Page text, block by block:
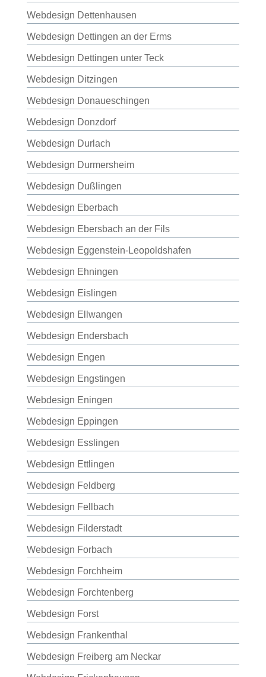
Webdesign Dettenhausen
Webdesign Dettingen an der Erms
Webdesign Dettingen unter Teck
Webdesign Ditzingen
Webdesign Donaueschingen
Webdesign Donzdorf
Webdesign Durlach
Webdesign Durmersheim
Webdesign Dußlingen
Webdesign Eberbach
Webdesign Ebersbach an der Fils
Webdesign Eggenstein-Leopoldshafen
Webdesign Ehningen
Webdesign Eislingen
Webdesign Ellwangen
Webdesign Endersbach
Webdesign Engen
Webdesign Engstingen
Webdesign Eningen
Webdesign Eppingen
Webdesign Esslingen
Webdesign Ettlingen
Webdesign Feldberg
Webdesign Fellbach
Webdesign Filderstadt
Webdesign Forbach
Webdesign Forchheim
Webdesign Forchtenberg
Webdesign Forst
Webdesign Frankenthal
Webdesign Freiberg am Neckar